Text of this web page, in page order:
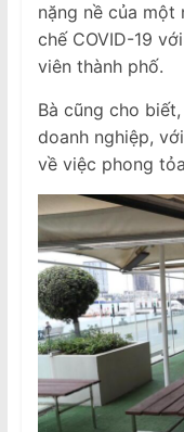
nặng nề của một
chế COVID-19
viên thành phố.
Bà cũng cho
doanh nghiệp,
về việc phong